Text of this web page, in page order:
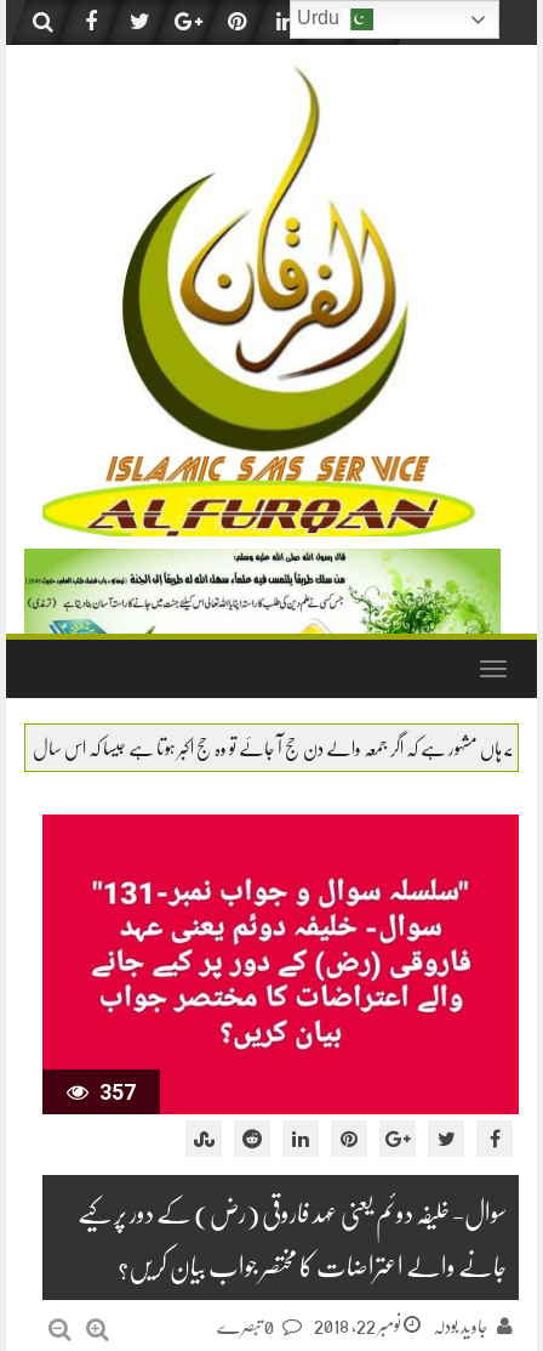
content
Toggle
سوال- نماز میں سانپ یا بچھو وغیرہ کو مارنا یا اشارتاً کسی کام سے روکنا
357
سوال- خلیفہ دوئم یعنی عہد فاروقی (رض) کے دور پر کیے
جانے والے اعتراضات کا مختصر جواب بیان کریں؟
جاوید بودلہ نومبر 22, 2018